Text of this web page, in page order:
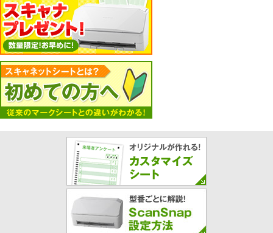
・シート情報修正（SN-0364の設問10のマーク欄順
※読み取りには影響ありません。
[Ver. 2.1.5更新]
・シート型番SN-0012，SN-0013追加
・パワーポイント出力でクロス集計の表を出力しない
時に発生するエラーを修正
[Ver. 2.1.4更新]
・シート型番SN-0177追加
・番号欄で「番号値をそのまま使用する」の設定で読
・「質問項目設定」で設定した値が「簡単質問項目設
定」で回答タイプを変更したときに戻ってしまうバグ
修正
[Ver. 2.1.3更新]
[Ver. 2.1.2更新]
・グループ分け出力にファイル名設定機能追加
[Ver. 2.1.1更新]